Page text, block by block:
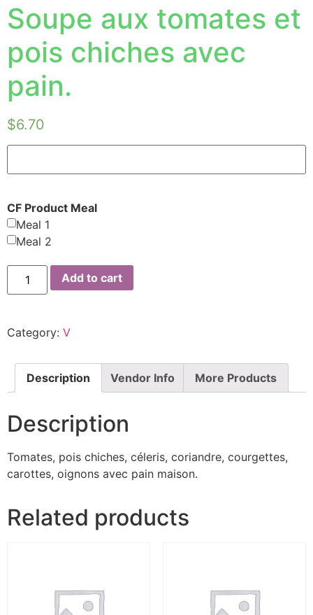
Soupe aux tomates et
pois chiches avec
pain.
$6.70
CF Product Meal
Meal 1
Meal 2
Add to cart
Category: V
Description Vendor Info More Products
Description
Tomates, pois chiches, céleris, coriandre, courgettes,
carottes, oignons avec pain maison.
Related products